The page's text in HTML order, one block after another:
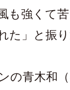
も強くて
た」と振
の青木和